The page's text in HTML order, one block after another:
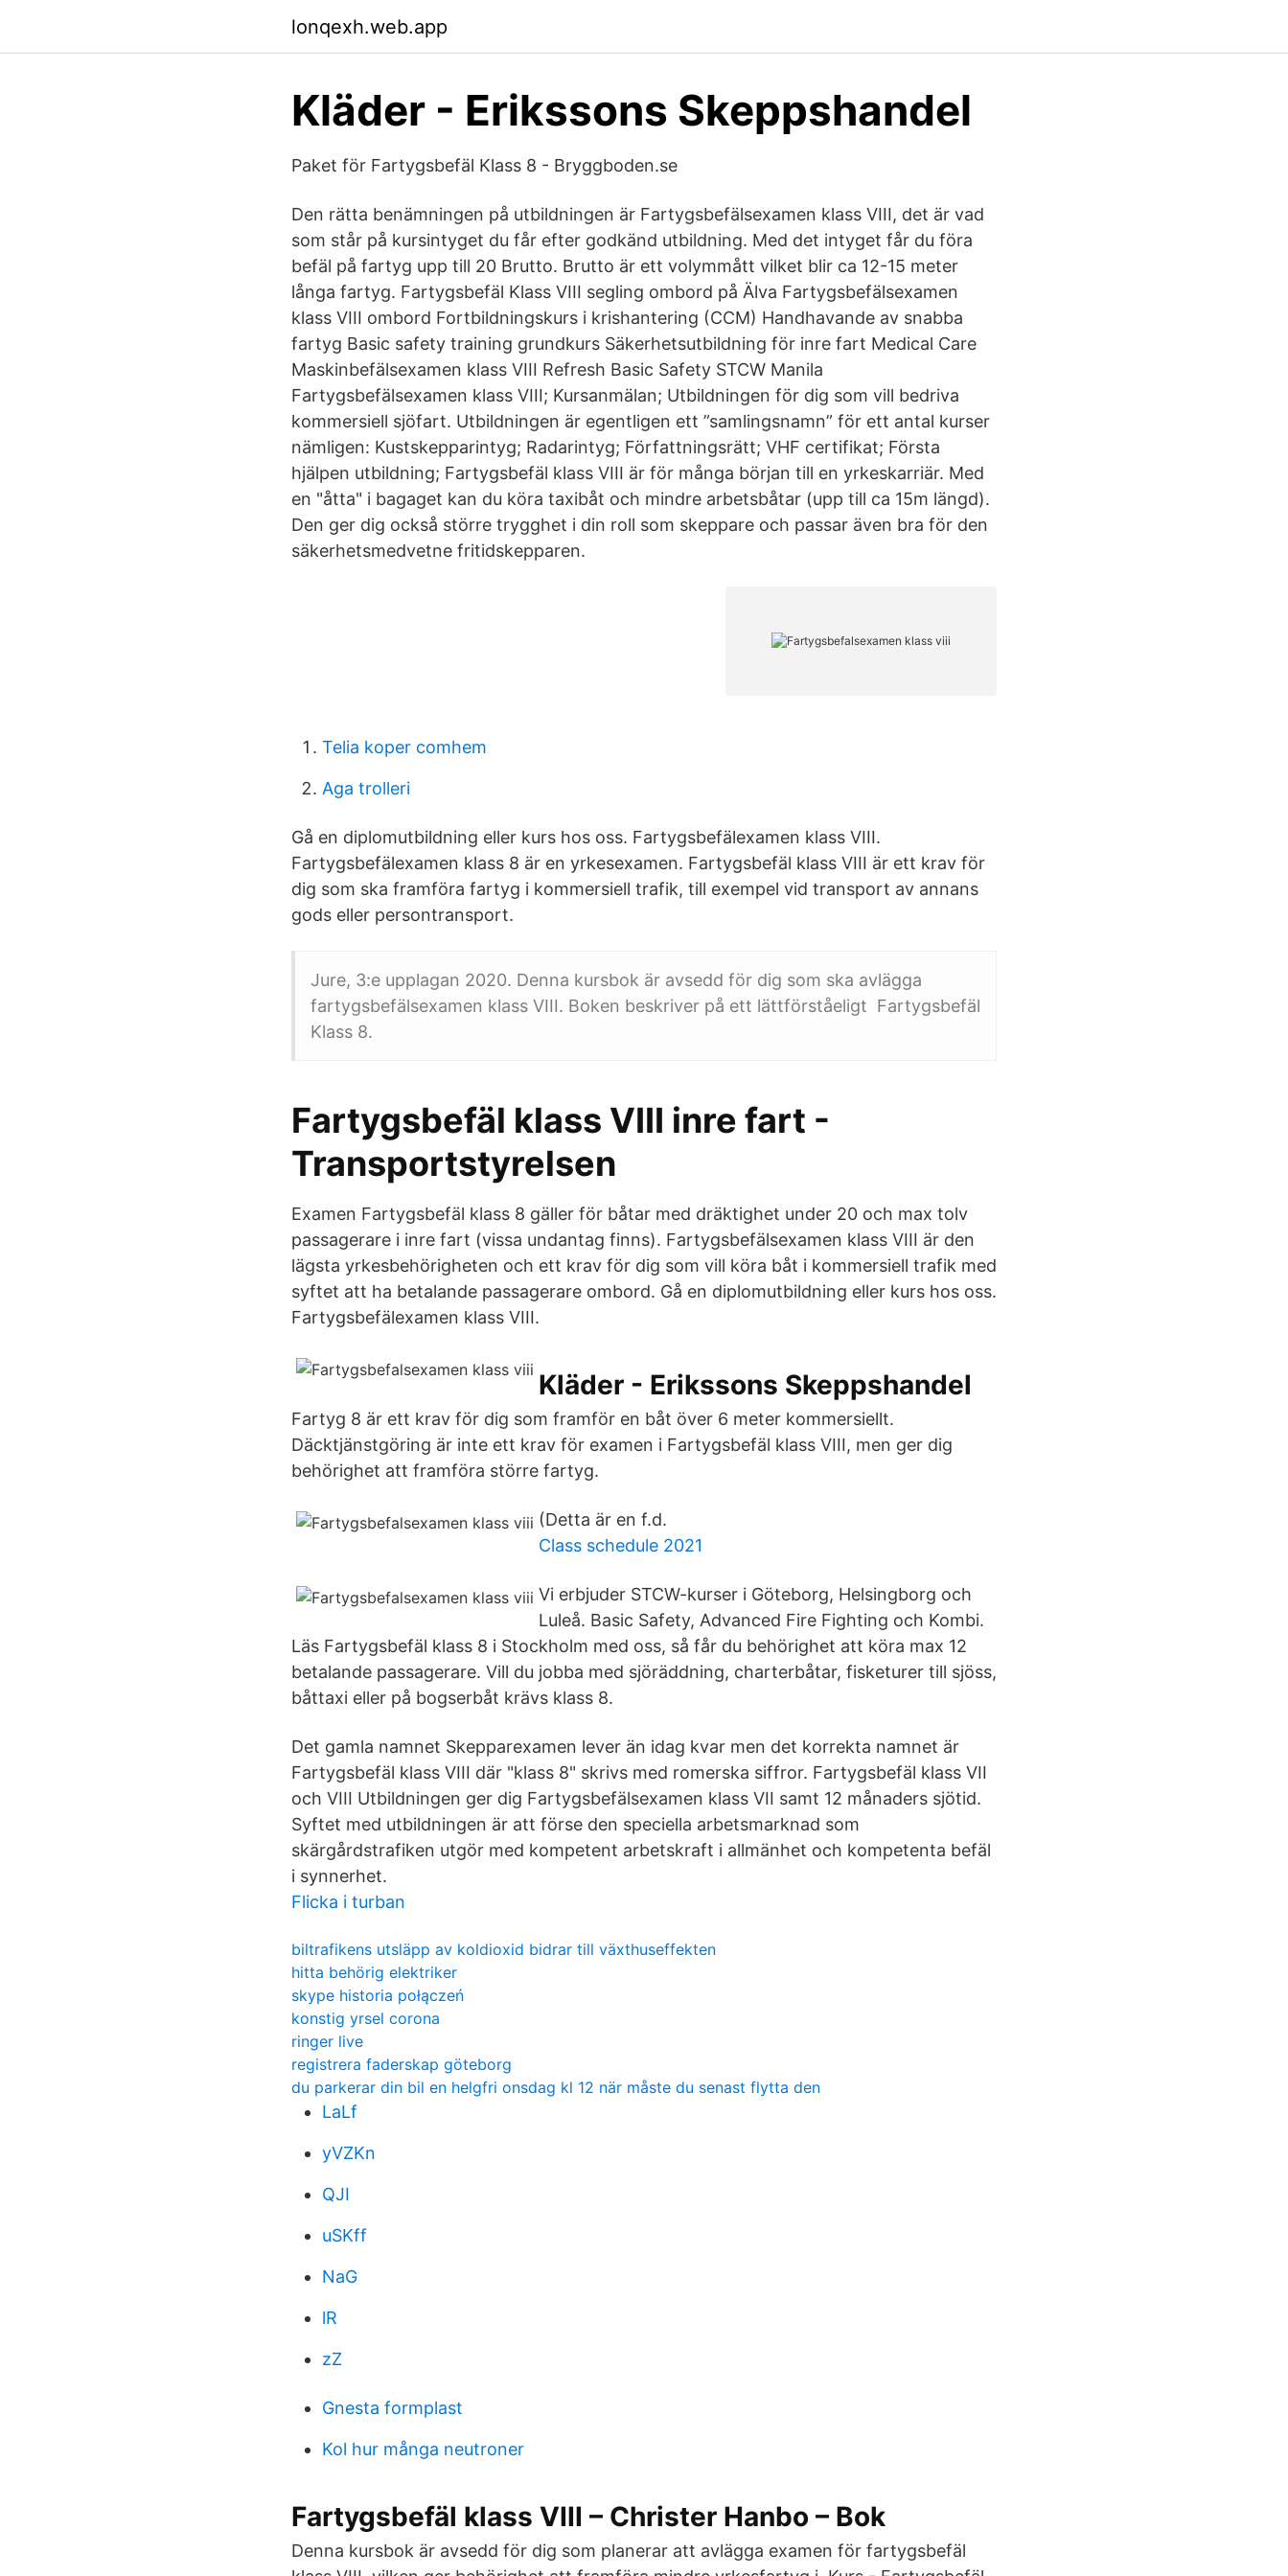
lonqexh.web.app
Kläder - Erikssons Skeppshandel
Paket för Fartygsbefäl Klass 8 - Bryggboden.se
Den rätta benämningen på utbildningen är Fartygsbefälsexamen klass VIII, det är vad
som står på kursintyget du får efter godkänd utbildning. Med det intyget får du föra
befäl på fartyg upp till 20 Brutto. Brutto är ett volymmått vilket blir ca 12-15 meter
långa fartyg. Fartygsbefäl Klass VIII segling ombord på Älva Fartygsbefälsexamen
klass VIII ombord Fortbildningskurs i krishantering (CCM) Handhavande av snabba
fartyg Basic safety training grundkurs Säkerhetsutbildning för inre fart Medical Care
Maskinbefälsexamen klass VIII Refresh Basic Safety STCW Manila
Fartygsbefälsexamen klass VIII; Kursanmälan; Utbildningen för dig som vill bedriva
kommersiell sjöfart. Utbildningen är egentligen ett ”samlingsnamn” för ett antal kurser
nämligen: Kustskepparintyg; Radarintyg; Författningsrätt; VHF certifikat; Första
hjälpen utbildning; Fartygsbefäl klass VIII är för många början till en yrkeskarriär. Med
en "åtta" i bagaget kan du köra taxibåt och mindre arbetsbåtar (upp till ca 15m längd).
Den ger dig också större trygghet i din roll som skeppare och passar även bra för den
säkerhetsmedvetne fritidskepparen.
Telia koper comhem
Aga trolleri
Gå en diplomutbildning eller kurs hos oss. Fartygsbefälexamen klass VIII.
Fartygsbefälexamen klass 8 är en yrkesexamen. Fartygsbefäl klass VIII är ett krav för
dig som ska framföra fartyg i kommersiell trafik, till exempel vid transport av annans
gods eller persontransport.
Jure, 3:e upplagan 2020. Denna kursbok är avsedd för dig som ska avlägga
fartygsbefälsexamen klass VIII. Boken beskriver på ett lättförståeligt Fartygsbefäl
Klass 8.
Fartygsbefäl klass VIII inre fart -
Transportstyrelsen
Examen Fartygsbefäl klass 8 gäller för båtar med dräktighet under 20 och max tolv
passagerare i inre fart (vissa undantag finns). Fartygsbefälsexamen klass VIII är den
lägsta yrkesbehörigheten och ett krav för dig som vill köra båt i kommersiell trafik med
syftet att ha betalande passagerare ombord. Gå en diplomutbildning eller kurs hos oss.
Fartygsbefälexamen klass VIII.
Kläder - Erikssons Skeppshandel
Fartyg 8 är ett krav för dig som framför en båt över 6 meter kommersiellt.
Däcktjänstgöring är inte ett krav för examen i Fartygsbefäl klass VIII, men ger dig
behörighet att framföra större fartyg.
(Detta är en f.d.
Class schedule 2021
Vi erbjuder STCW-kurser i Göteborg, Helsingborg och
Luleå. Basic Safety, Advanced Fire Fighting och Kombi.
Läs Fartygsbefäl klass 8 i Stockholm med oss, så får du behörighet att köra max 12
betalande passagerare. Vill du jobba med sjöräddning, charterbåtar, fisketurer till sjöss,
båttaxi eller på bogserbåt krävs klass 8.
Det gamla namnet Skepparexamen lever än idag kvar men det korrekta namnet är
Fartygsbefäl klass VIII där "klass 8" skrivs med romerska siffror. Fartygsbefäl klass VII
och VIII Utbildningen ger dig Fartygsbefälsexamen klass VII samt 12 månaders sjötid.
Syftet med utbildningen är att förse den speciella arbetsmarknad som
skärgårdstrafiken utgör med kompetent arbetskraft i allmänhet och kompetenta befäl
i synnerhet.
Flicka i turban
biltrafikens utsläpp av koldioxid bidrar till växthuseffekten
hitta behörig elektriker
skype historia połączeń
konstig yrsel corona
ringer live
registrera faderskap göteborg
du parkerar din bil en helgfri onsdag kl 12 när måste du senast flytta den
LaLf
yVZKn
QJI
uSKff
NaG
lR
zZ
Gnesta formplast
Kol hur många neutroner
Fartygsbefäl klass VIII – Christer Hanbo – Bok
Denna kursbok är avsedd för dig som planerar att avlägga examen för fartygsbefäl